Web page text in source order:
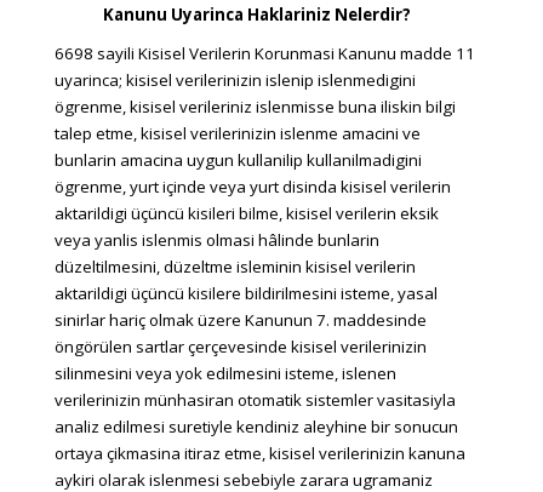
Kanunu Uyarinca Haklariniz Nelerdir?
6698 sayili Kisisel Verilerin Korunmasi Kanunu madde 11
uyarinca; kisisel verilerinizin islenip islenmedigini
ögrenme, kisisel verileriniz islenmisse buna iliskin bilgi
talep etme, kisisel verilerinizin islenme amacini ve
bunlarin amacina uygun kullanilip kullanilmadigini
ögrenme, yurt içinde veya yurt disinda kisisel verilerin
aktarildigi üçüncü kisileri bilme, kisisel verilerin eksik
veya yanlis islenmis olmasi hâlinde bunlarin
düzeltilmesini, düzeltme isleminin kisisel verilerin
aktarildigi üçüncü kisilere bildirilmesini isteme, yasal
sinirlar hariç olmak üzere Kanunun 7. maddesinde
öngörülen sartlar çerçevesinde kisisel verilerinizin
silinmesini veya yok edilmesini isteme, islenen
verilerinizin münhasiran otomatik sistemler vasitasiyla
analiz edilmesi suretiyle kendiniz aleyhine bir sonucun
ortaya çikmasina itiraz etme, kisisel verilerinizin kanuna
aykiri olarak islenmesi sebebiyle zarara ugramaniz